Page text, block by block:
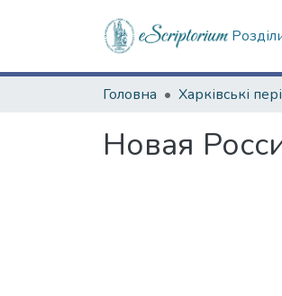
Головна
Новая